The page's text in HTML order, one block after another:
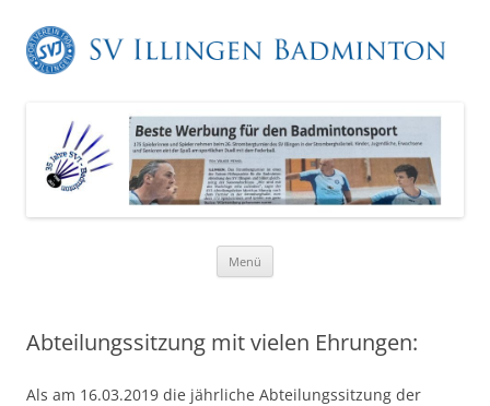
Menü
Abteilungssitzung mit vielen Ehrungen:
Als am 16.03.2019 die jährliche Abteilungssitzung der